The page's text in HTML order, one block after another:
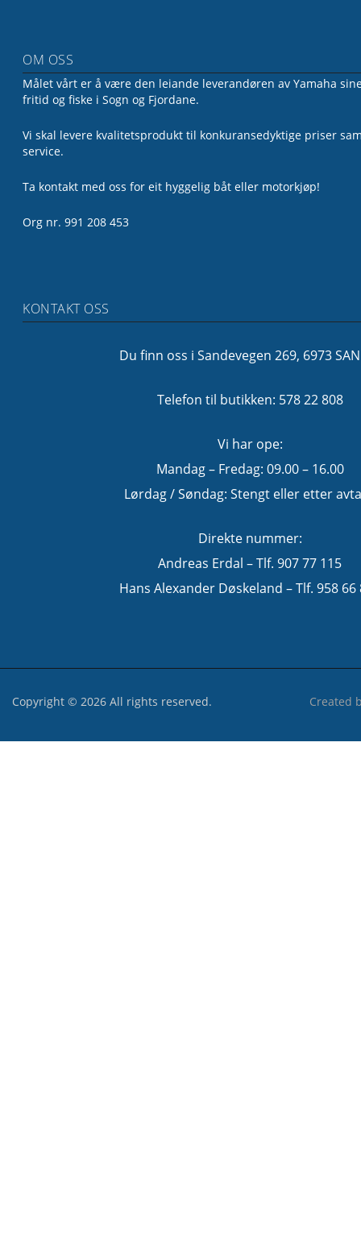
OM OSS
Målet vårt er å være den leiande leverandøren av Yamaha
fritid og fiske i Sogn og Fjordane.
Vi skal levere kvalitetsprodukt til konkuransedyktige priser
service.
Ta kontakt med oss for eit hyggelig båt eller motorkjøp!
Org nr. 991 208 453
KONTAKT OSS
Du finn oss i Sandevegen 269, 6973
Telefon til butikken: 578 22 808
Vi har ope:
Mandag – Fredag: 09.00 – 16.00
Lørdag / Søndag: Stengt eller etter
Direkte nummer:
Andreas Erdal – Tlf. 907 77 115
Hans Alexander Døskeland – Tlf. 958 66
Copyright © 2026 All rights reserved. Created